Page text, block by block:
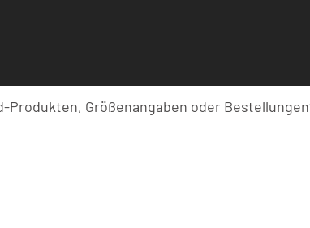
Produkten, Größenangaben oder